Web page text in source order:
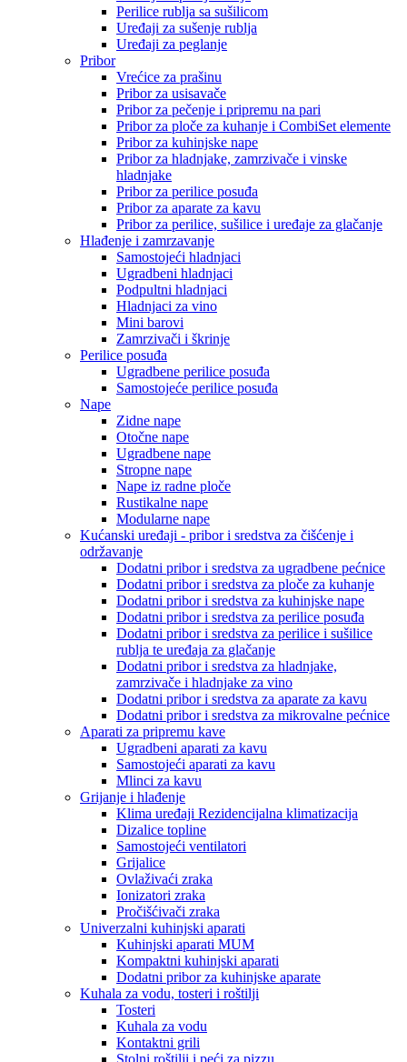
Perilice rublja sa sušilicom
Uređaji za sušenje rublja
Uređaji za peglanje
Pribor
Vrećice za prašinu
Pribor za usisavače
Pribor za pečenje i pripremu na pari
Pribor za ploče za kuhanje i CombiSet elemente
Pribor za kuhinjske nape
Pribor za hladnjake, zamrzivače i vinske
hladnjake
Pribor za perilice posuđa
Pribor za aparate za kavu
Pribor za perilice, sušilice i uređaje za glačanje
Hlađenje i zamrzavanje
Samostojeći hladnjaci
Ugradbeni hladnjaci
Podpultni hladnjaci
Hladnjaci za vino
Mini barovi
Zamrzivači i škrinje
Perilice posuđa
Ugradbene perilice posuđa
Samostojeće perilice posuđa
Nape
Zidne nape
Otočne nape
Ugradbene nape
Stropne nape
Nape iz radne ploče
Rustikalne nape
Modularne nape
Kućanski uređaji - pribor i sredstva za čišćenje i
održavanje
Dodatni pribor i sredstva za ugradbene pećnice
Dodatni pribor i sredstva za ploče za kuhanje
Dodatni pribor i sredstva za kuhinjske nape
Dodatni pribor i sredstva za perilice posuđa
Dodatni pribor i sredstva za perilice i sušilice
rublja te uređaja za glačanje
Dodatni pribor i sredstva za hladnjake,
zamrzivače i hladnjake za vino
Dodatni pribor i sredstva za aparate za kavu
Dodatni pribor i sredstva za mikrovalne pećnice
Aparati za pripremu kave
Ugradbeni aparati za kavu
Samostojeći aparati za kavu
Mlinci za kavu
Grijanje i hlađenje
Klima uređaji Rezidencijalna klimatizacija
Dizalice topline
Samostojeći ventilatori
Grijalice
Ovlaživaći zraka
Ionizatori zraka
Pročišćivači zraka
Univerzalni kuhinjski aparati
Kuhinjski aparati MUM
Kompaktni kuhinjski aparati
Dodatni pribor za kuhinjske aparate
Kuhala za vodu, tosteri i roštilji
Tosteri
Kuhala za vodu
Kontaktni grili
Stolni roštilji i peći za pizzu